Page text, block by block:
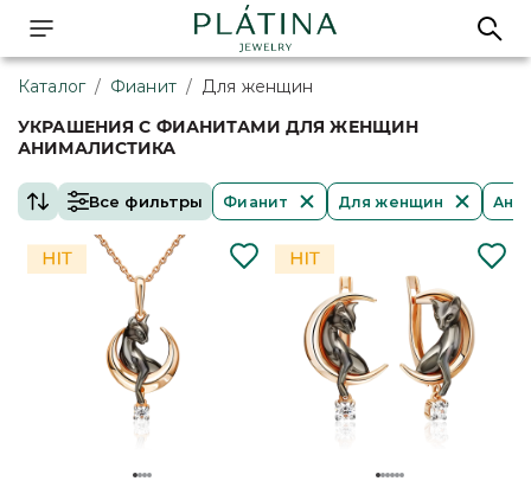
Каталог / Фианит / Для женщин
УКРАШЕНИЯ С ФИАНИТАМИ ДЛЯ ЖЕНЩИН
АНИМАЛИСТИКА
Все фильтры Фианит Для женщин